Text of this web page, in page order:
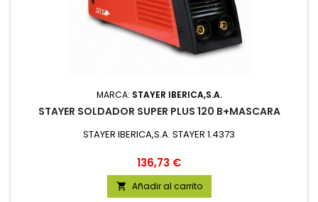
MARCA: STAYER IBERICA,S.A.
STAYER SOLDADOR SUPER PLUS 120 B+MASCARA
STAYER IBERICA,S.A. STAYER 1.4373
Precio
136,73 €
 Añadir al carrito